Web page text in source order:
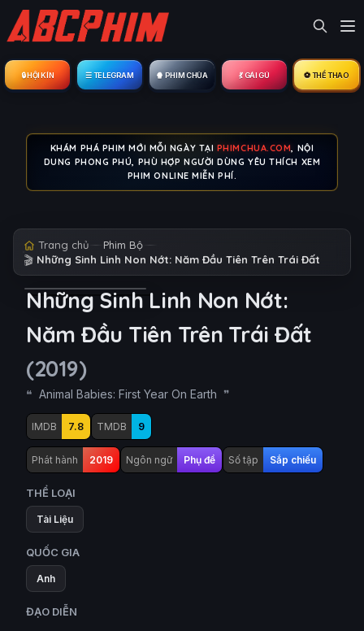
🔒︎ HỘI KÍN ☰ TELEGRAM 🍿 PHIM CHÙA 💃 GÁI GÚ ⚽ THỂ THAO
KHÁM PHÁ PHIM MỚI MỖI NGÀY TẠI PHIMCHUA.COM, NỘI
DUNG PHONG PHÚ, PHÙ HỢP NGƯỜI DÙNG YÊU THÍCH XEM
PHIM ONLINE MIỄN PHÍ.
Trang chủ Phim Bộ
🎬 Những Sinh Linh Non Nớt: Năm Đầu Tiên Trên Trái Đất
Những Sinh Linh Non Nớt:
Năm Đầu Tiên Trên Trái Đất
(2019)
Animal Babies: First Year On Earth
IMDB 7.8 TMDB 9
Phát hành 2019 Ngôn ngữ Phụ đề Số tập Sắp chiếu
THỂ LOẠI
Tài Liệu
QUỐC GIA
Anh
ĐẠO DIỄN